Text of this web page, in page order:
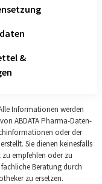
&
Informationen werden
ABDATA Pharma-Daten-
oder der
Sie dienen keinesfalls
empfehlen oder zu
Beratung durch
zu ersetzen.